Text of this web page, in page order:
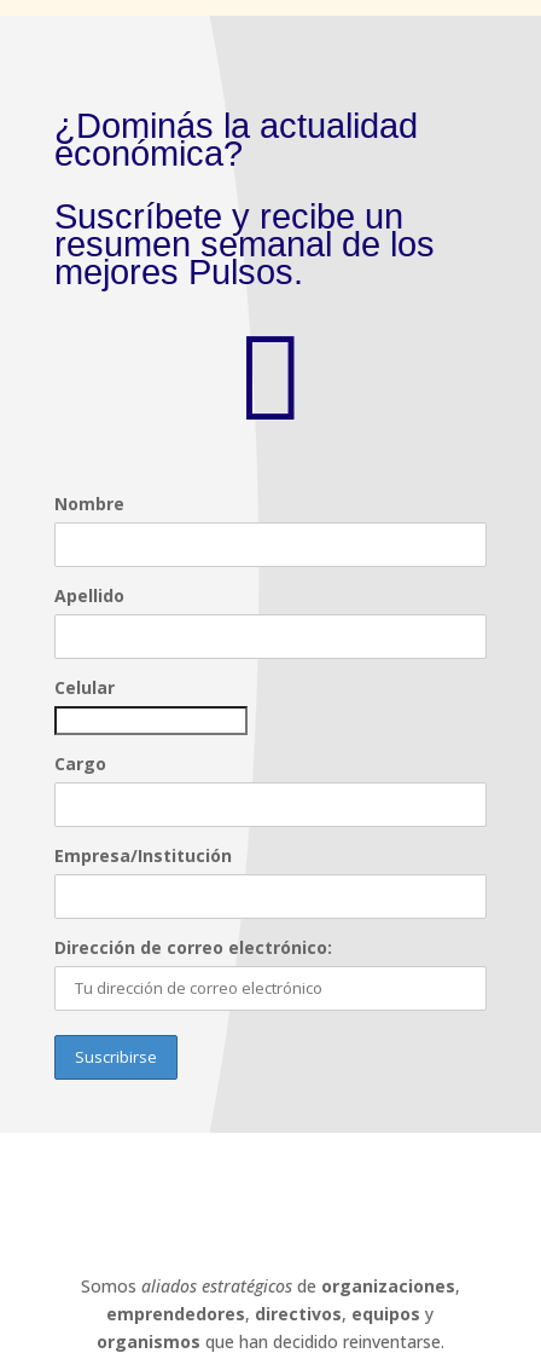
¿Dominás la actualidad
económica?
Suscríbete y recibe un
resumen semanal de los
mejores Pulsos.

Nombre
Apellido
Celular
Cargo
Empresa/Institución
Dirección de correo electrónico:
Somos aliados estratégicosde organizaciones,
emprendedores, directivos, equipos y
organismos que han decidido reinventarse.